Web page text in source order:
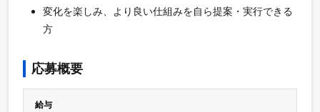
変化を楽しみ、より良い仕組みを自ら提案・実行できる
方
応募概要
給与